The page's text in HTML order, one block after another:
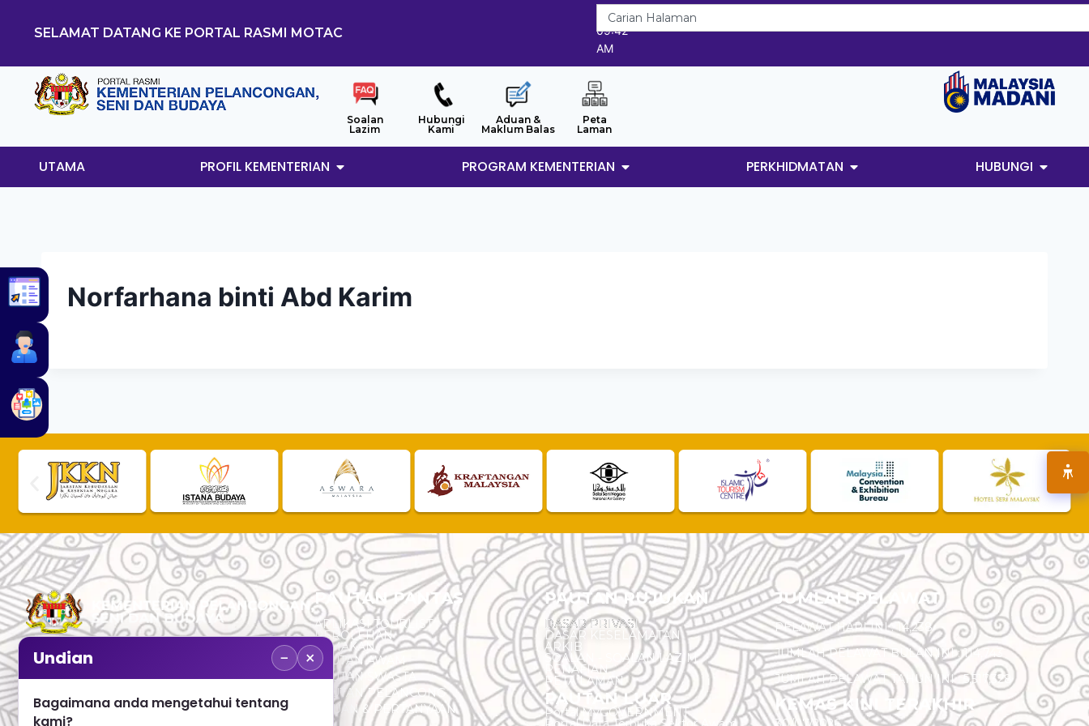
SELAMAT DATANG KE PORTAL RASMI MOTAC
7/8/2026
09:42
AM
Soalan
Lazim
Hubungi
Kami
Aduan &
Maklum Balas
Peta
Laman
UTAMA PROFIL KEMENTERIAN PROGRAM KEMENTERIAN PERKHIDMATAN HUBUNGI
Norfarhana binti Abd Karim
No. 2, Menara 1, Jalan P5/6, Presint 5,
+603 8000 8000
PAUTAN PANTAS
APLIKASI TOURLIST
PEROLEHAN
SEMAKAN
PAUTAN AWAM
PAUTAN SWASTA
PAUTAN PELANCONG
ADUAN & PERTANYAAN
PAUTAN RUJUKAN
DASAR PRIVASI
DASAR KESELAMATAN
ARKIB
SOALAN - SOALAN LAZIM
PENAFIAN
PETA LAMAN
PAUTAN LUAR
Portal MyGOVERNMENT
JUMLAH PELAWAT
PELAWAT HARI INI : 14,238
JUMLAH PELAWAT BULAN INI : 114,743
JUMLAH PELAWAT TAHUN INI : 5,517,328
KEMAS KINI TERAKHIR
Undian − ×
Bagaimana anda mengetahui tentang
kami?